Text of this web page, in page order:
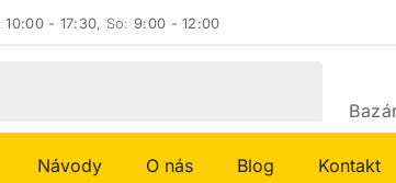
10:00 - 17:30, So:9:00 - 12:00
Návody O nás Blog Kontakt